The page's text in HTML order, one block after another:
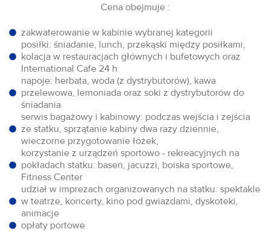
Cena obejmuje :
zakwaterowanie w kabinie wybranej kategorii
posiłki: śniadanie, lunch, przekąski między posiłkami,
kolacja w restauracjach głównych i bufetowych oraz
International Cafe 24 h
napoje: herbata, woda (z dystrybutorów), kawa
przelewowa, lemoniada oraz soki z dystrybutorów do
śniadania
serwis bagażowy i kabinowy: podczas wejścia i zejścia
ze statku, sprzątanie kabiny dwa razy dziennie,
wieczorne przygotowanie łóżek,
korzystanie z urządzeń sportowo - rekreacyjnych na
pokładach statku: basen, jacuzzi, boiska sportowe,
Fitness Center
udział w imprezach organizowanych na statku: spektakle
w teatrze, koncerty, kino pod gwiazdami, dyskoteki,
animacje
opłaty portowe